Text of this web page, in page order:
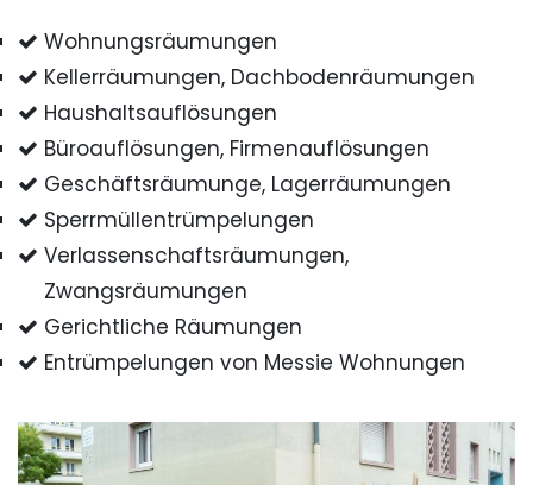
Wohnungsräumungen
Kellerräumungen, Dachbodenräumungen
Haushaltsauflösungen
Büroauflösungen, Firmenauflösungen
Geschäftsräumunge, Lagerräumungen
Sperrmüllentrümpelungen
Verlassenschaftsräumungen,
Zwangsräumungen
Gerichtliche Räumungen
Entrümpelungen von Messie Wohnungen